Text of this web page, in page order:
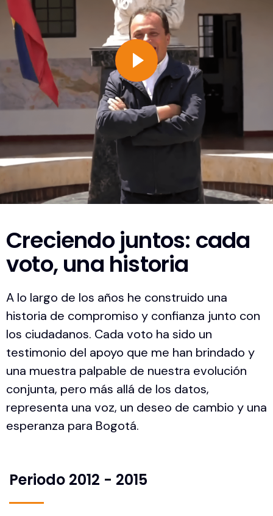
Creciendo juntos: cada
voto, una historia
A lo largo de los años he construido una
historia de compromiso y confianza junto con
los ciudadanos. Cada voto ha sido un
testimonio del apoyo que me han brindado y
una muestra palpable de nuestra evolución
conjunta, pero más allá de los datos,
representa una voz, un deseo de cambio y una
esperanza para Bogotá.
Periodo 2012 - 2015